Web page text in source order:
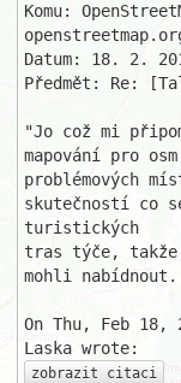
Komu:
Datum: 18. 2.
Předmět: Re:
"Jo což mi
mapování pro
problémových
skutečností co
turistických
tras týče, takže
mohli
On Thu, Feb 18,
zobrazit citaci